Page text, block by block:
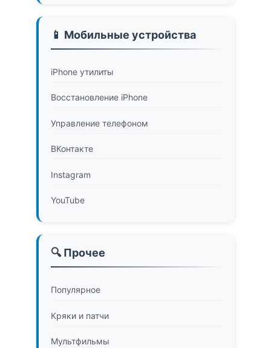
📱 Мобильные устройства
iPhone утилиты
Восстановление iPhone
Управление телефоном
ВКонтакте
Instagram
YouTube
🔍 Прочее
Популярное
Кряки и патчи
Мультфильмы